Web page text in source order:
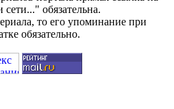
обязательна.
то его упоминание при
обязательно.